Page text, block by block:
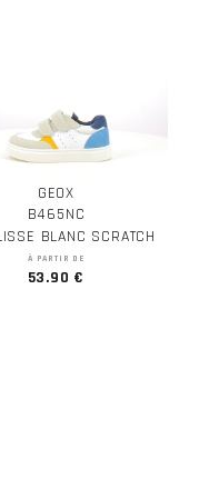
GEOX
B465NC
BLANC SCRATCH
À PARTIR DE
53.90 €